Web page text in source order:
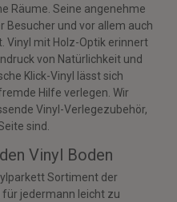
Räume. Seine angenehme
Besucher und vor allem auch
Vinyl mit Holz-Optik erinnert
von Natürlichkeit und
Klick-Vinyl lässt sich
Hilfe verlegen. Wir
Vinyl-Verlegezubehör,
sind.
Vinyl Boden
Sortiment der
für jedermann leicht zu